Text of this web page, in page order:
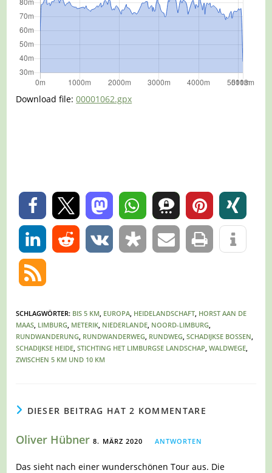
Download file:00001062.gpx
0
0
SCHLAGWÖRTER: BIS 5 KM EUROPA HEIDELANDSCHAFT HORST AAN DE
MAAS LIMBURG METERIK NIEDERLANDE NOORD-LIMBURG
RUNDWANDERUNG RUNDWANDERWEG RUNDWEG SCHADIJKSE BOSSEN
SCHADIJKSE HEIDE STICHTING HET LIMBURGSE LANDSCHAP WALDWEGE
ZWISCHEN 5 KM UND 10 KM
DIESER BEITRAG HAT 2 KOMMENTARE
Oliver Hübner 8. MÄRZ 2020 ANTWORTEN
Das sieht nach einer wunderschönen Tour aus. Die